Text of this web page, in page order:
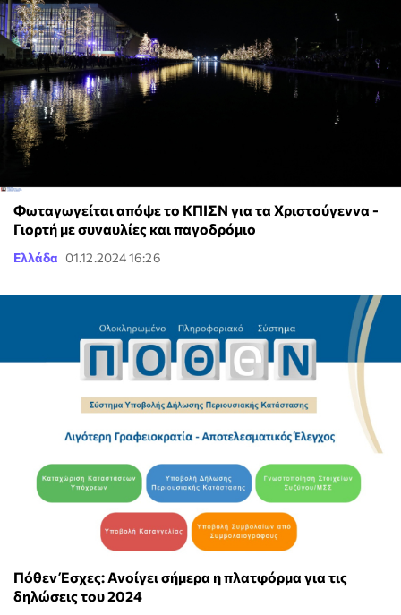
Φωταγωγείται απόψε το ΚΠΙΣΝ για τα Χριστούγεννα -
Γιορτή με συναυλίες και παγοδρόμιο
Ελλάδα 01.12.2024 16:26
Πόθεν Έσχες: Ανοίγει σήμερα η πλατφόρμα για τις
δηλώσεις του 2024